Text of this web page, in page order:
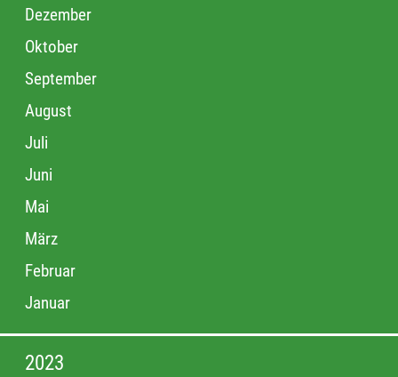
Dezember
Oktober
September
August
Juli
Juni
Mai
März
Februar
Januar
2023